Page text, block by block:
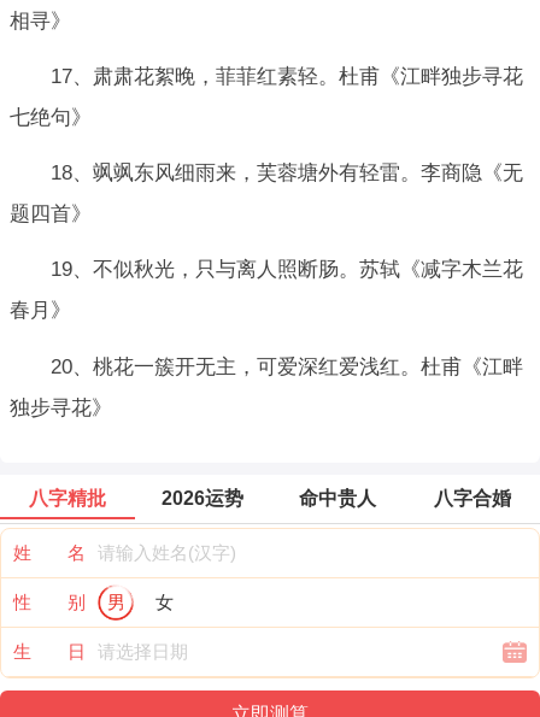
相寻》
17、肃肃花絮晚，菲菲红素轻。杜甫《江畔独步寻花
七绝句》
18、飒飒东风细雨来，芙蓉塘外有轻雷。李商隐《无
题四首》
19、不似秋光，只与离人照断肠。苏轼《减字木兰花
春月》
20、桃花一簇开无主，可爱深红爱浅红。杜甫《江畔
独步寻花》
八字精批 2026运势 命中贵人 八字合婚
姓 名
性 别 男 女
生 日